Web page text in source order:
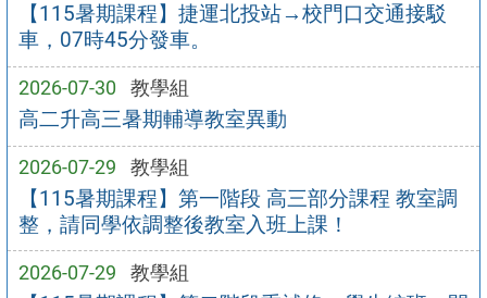
【115暑期課程】捷運北投站→校門口交通接駁
車，07時45分發車。
2026-07-30 教學組
高二升高三暑期輔導教室異動
2026-07-29 教學組
【115暑期課程】第一階段 高三部分課程 教室調
整，請同學依調整後教室入班上課！
2026-07-29 教學組